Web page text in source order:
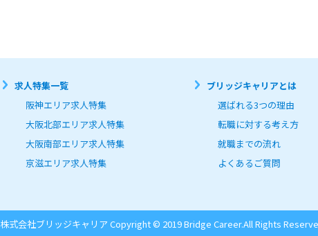
求人特集一覧
阪神エリア求人特集
大阪北部エリア求人特集
大阪南部エリア求人特集
京滋エリア求人特集
ブリッジキャリアとは
選ばれる3つの理由
転職に対する考え方
就職までの流れ
よくあるご質問
株式会社ブリッジキャリア Copyright © 2019 Bridge Career.All Rights